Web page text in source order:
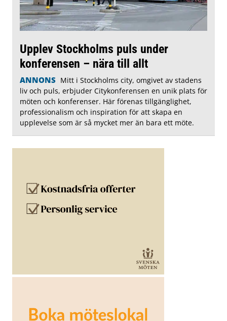
Upplev Stockholms puls under
konferensen – nära till allt
ANNONS Mitt i Stockholms city, omgivet av stadens
liv och puls, erbjuder Citykonferensen en unik plats för
möten och konferenser. Här förenas tillgänglighet,
professionalism och inspiration för att skapa en
upplevelse som är så mycket mer än bara ett möte.